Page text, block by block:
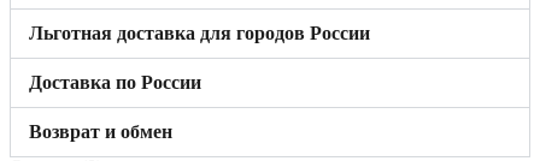
Льготная доставка для городов России
Доставка по России
Возврат и обмен